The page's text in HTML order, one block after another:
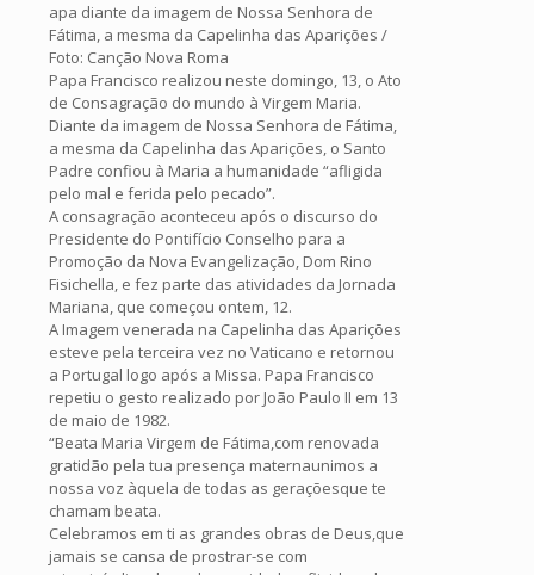
apa diante da imagem de Nossa Senhora de
Fátima, a mesma da Capelinha das Aparições /
Foto: Canção Nova Roma
Papa Francisco realizou neste domingo, 13, o Ato
de Consagração do mundo à Virgem Maria.
Diante da imagem de Nossa Senhora de Fátima,
a mesma da Capelinha das Aparições, o Santo
Padre confiou à Maria a humanidade “afligida
pelo mal e ferida pelo pecado”.
A consagração aconteceu após o discurso do
Presidente do Pontifício Conselho para a
Promoção da Nova Evangelização, Dom Rino
Fisichella, e fez parte das atividades da Jornada
Mariana, que começou ontem, 12.
A Imagem venerada na Capelinha das Aparições
esteve pela terceira vez no Vaticano e retornou
a Portugal logo após a Missa. Papa Francisco
repetiu o gesto realizado por João Paulo II em 13
de maio de 1982.
“Beata Maria Virgem de Fátima,com renovada
gratidão pela tua presença maternaunimos a
nossa voz àquela de todas as geraçõesque te
chamam beata.
Celebramos em ti as grandes obras de Deus,que
jamais se cansa de prostrar-se com